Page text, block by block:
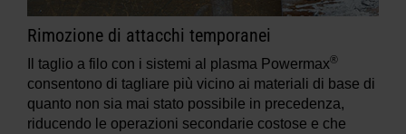
Rimozione di attacchi temporanei
Il taglio a filo con i sistemi al plasma Powermax®
consentono di tagliare più vicino ai materiali di base di
quanto non sia mai stato possibile in precedenza,
riducendo le operazioni secondarie costose e che